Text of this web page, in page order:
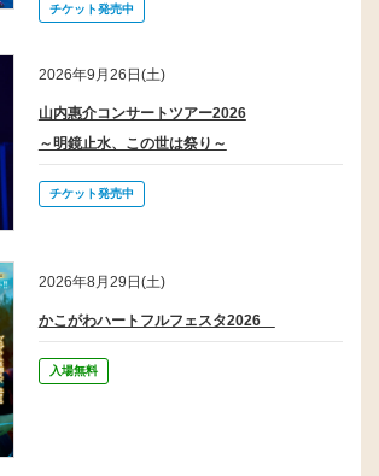
チケット発売中
2026年9月26日(土)
山内惠介コンサートツアー2026
～明鏡止水、この世は祭り～
チケット発売中
2026年8月29日(土)
かこがわハートフルフェスタ2026
入場無料